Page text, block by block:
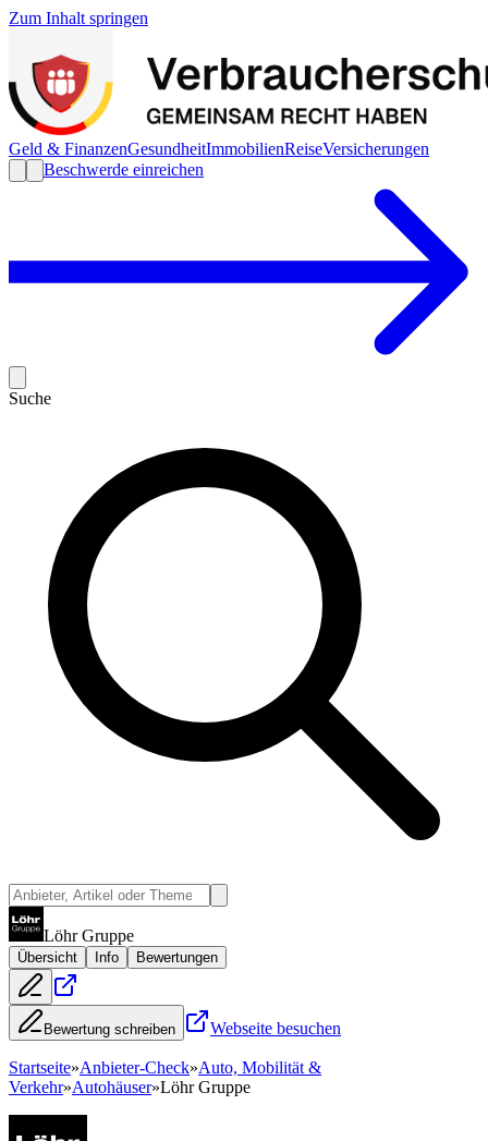
Zum Inhalt springen
Geld & FinanzenGesundheitImmobilienReiseVersicherungen
Beschwerde einreichen
Suche
Löhr Gruppe
Übersicht Info Bewertungen
Bewertung schreiben Webseite besuchen
Startseite»Anbieter-Check»Auto, Mobilität &
Verkehr»Autohäuser»Löhr Gruppe